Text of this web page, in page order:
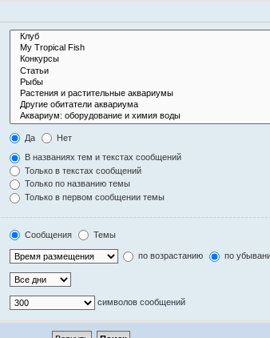
Да Нет
В названиях тем и текстах сообщений
Только в текстах сообщений
Только по названию темы
Только в первом сообщении темы
Сообщения Темы
по возрастанию по
символов сообщений